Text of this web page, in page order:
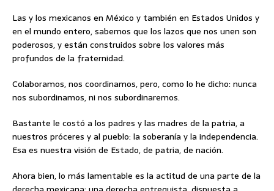
Las y los mexicanos en México y también en Estados Unidos y
en el mundo entero, sabemos que los lazos que nos unen son
poderosos, y están construidos sobre los valores más
profundos de la fraternidad.
Colaboramos, nos coordinamos, pero, como lo he dicho: nunca
nos subordinamos, ni nos subordinaremos.
Bastante le costó a los padres y las madres de la patria, a
nuestros próceres y al pueblo: la soberanía y la independencia.
Esa es nuestra visión de Estado, de patria, de nación.
Ahora bien, lo más lamentable es la actitud de una parte de la